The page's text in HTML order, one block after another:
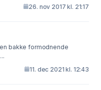
26. nov 2017 kl. 21:17
en bakke formodnende
11. dec 2021 kl. 12:43